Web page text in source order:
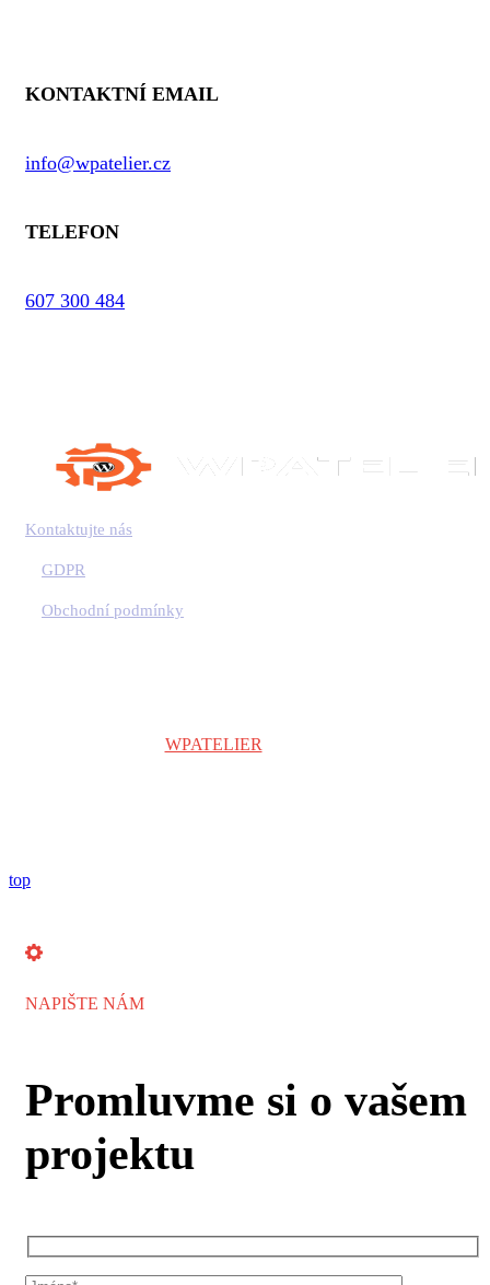
KONTAKTNÍ EMAIL
info@wpatelier.cz
TELEFON
607 300 484
Kontaktujte nás
GDPR
Obchodní podmínky
WPATELIER
top
NAPIŠTE NÁM
Promluvme si o vašem
projektu